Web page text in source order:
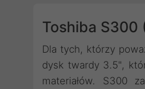
Toshiba S300
Dla tych, którzy
dysk twardy 3.5",
materiałów. S300